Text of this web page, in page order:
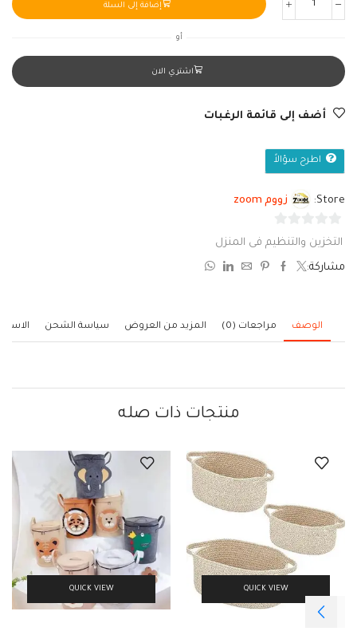
إضافة إلى السلة
أو
اشتري الان
أضف إلى قائمة الرغبات
اطرح سؤالاً
Store: زووم zoom
التخزين والتنظيم فى المنزل
مشاركة:
الوصف مراجعات (0) المزيد من العروض سياسة الشحن
منتجات ذات صله
QUICK VIEW
QUICK VIEW